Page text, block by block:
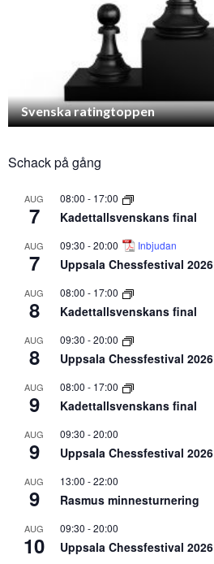
Svenska ratingtoppen
Schack på gång
AUG
7
08:00 - 17:00
Kadettallsvenskans final
AUG
7
09:30 -20:00 Inbjudan
Uppsala Chessfestival 2026
AUG
8
08:00 - 17:00
Kadettallsvenskans final
AUG
8
09:30 -20:00
Uppsala Chessfestival 2026
AUG
9
08:00 - 17:00
Kadettallsvenskans final
AUG
9
09:30 -20:00
Uppsala Chessfestival 2026
AUG
9
13:00 -22:00
Rasmus minnesturnering
AUG
10
09:30 -20:00
Uppsala Chessfestival 2026